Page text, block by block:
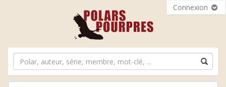
Connexion